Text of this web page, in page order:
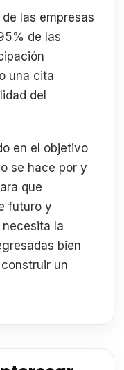
las empresas
de las
una cita
del
en el objetivo
se hace por y
que
futuro y
la
bien
un